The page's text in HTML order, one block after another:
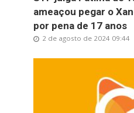
ameaçou pegar o
por pena de 17 anos
2 de agosto de 2024 09:44